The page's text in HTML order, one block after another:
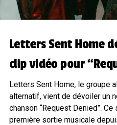
Letters Sent Home
clip vidéo pour
Letters Sent Home, le groupe
alternatif, vient de dévoiler un
chanson “Request Denied”.
première sortie musicale